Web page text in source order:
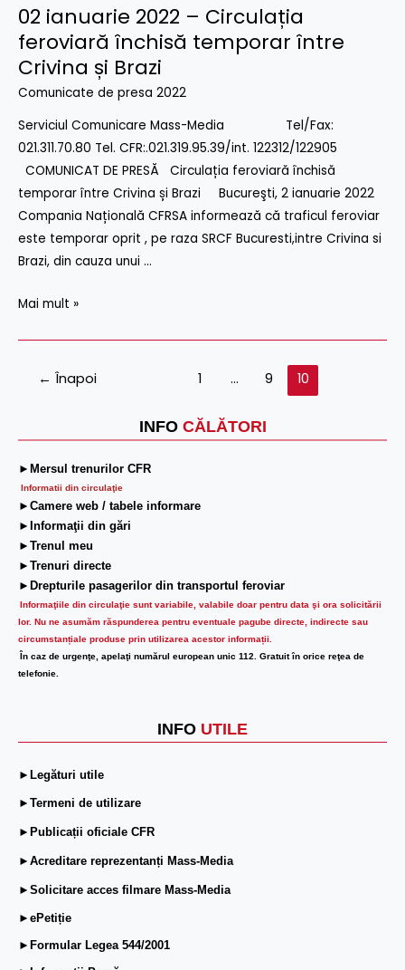
INFO CĂLĂTORI
►Mersul trenurilor CFR
Informatii din circulaţie
►Camere web / tabele informare
►Informaţii din gări
►Trenul meu
►Trenuri directe
►Drepturile pasagerilor din transportul feroviar
Informaţiile din circulaţie sunt variabile, valabile doar pentru data şi ora solicitării
lor. Nu ne asumăm răspunderea pentru eventuale pagube directe, indirecte sau
circumstanțiale produse prin utilizarea acestor informații.
În caz de urgenţe, apelaţi numărul european unic 112. Gratuit în orice reţea de
telefonie.
INFO UTILE
►Legături utile
►Termeni de utilizare
►Publicații oficiale CFR
►Acreditare reprezentanți Mass-Media
►Solicitare acces filmare Mass-Media
►ePetiție
►Formular Legea 544/2001
02 ianuarie 2022 – Circulația
feroviară închisă temporar între
Crivina și Brazi
Comunicate de presa 2022
Serviciul Comunicare Mass-Media Tel/Fax:
021.311.70.80 Tel. CFR:.021.319.95.39/int. 122312/122905
COMUNICAT DE PRESĂ Circulația feroviară închisă
temporar între Crivina și Brazi Bucureşti, 2 ianuarie 2022
Compania Națională CFRSA informează că traficul feroviar
este temporar oprit , pe raza SRCF Bucuresti,intre Crivina si
Brazi, din cauza unui …
02
ianuarie
2022
feroviară
închisă
temporar
între
Crivina
și
Brazi
Mai mult »
← Înapoi 1 … 9 10